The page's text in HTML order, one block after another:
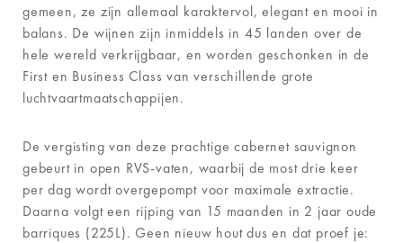
gemeen, ze zijn allemaal karaktervol, elegant en mooi in
balans. De wijnen zijn inmiddels in 45 landen over de
hele wereld verkrijgbaar, en worden geschonken in de
First en Business Class van verschillende grote
luchtvaartmaatschappijen.
De vergisting van deze prachtige cabernet sauvignon
gebeurt in open RVS-vaten, waarbij de most drie keer
per dag wordt overgepompt voor maximale extractie.
Daarna volgt een rijping van 15 maanden in 2 jaar oude
barriques (225L). Geen nieuw hout dus en dat proef je: